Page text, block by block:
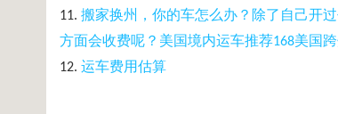
11. 搬家换州，你的车怎么办 ？除了自己开过
方面会收费呢？美国境内运车推荐168美国
12. 运车费用估算